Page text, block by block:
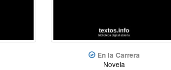
En la Carrera
Novela